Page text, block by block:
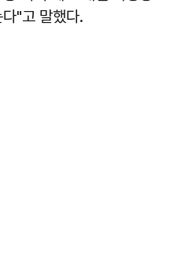
"고 말했다.